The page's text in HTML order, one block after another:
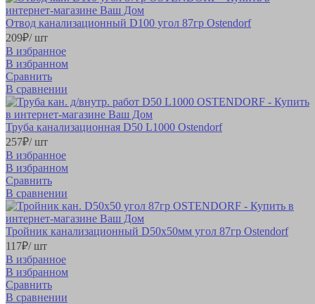
Отвод канализационный D100 угол 87гр Ostendorf
209₽/ шт
В избранное
В избранном
Сравнить
В сравнении
Труба канализационная D50 L1000 Ostendorf
257₽/ шт
В избранное
В избранном
Сравнить
В сравнении
Тройник канализационный D50х50мм угол 87гр Ostendorf
117₽/ шт
В избранное
В избранном
Сравнить
В сравнении